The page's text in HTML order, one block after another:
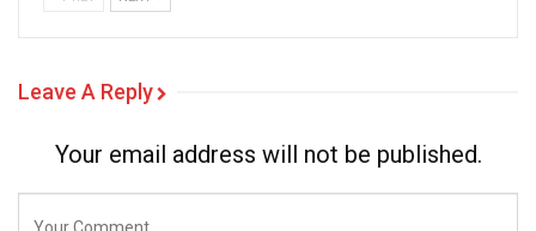
Leave A Reply
Your email address will not be published.